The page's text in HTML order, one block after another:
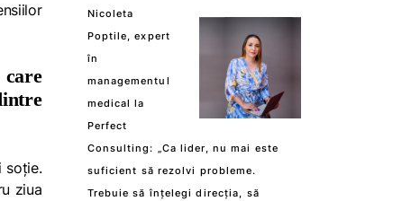
care
soție.
ziua
Nicoleta
Poptile, expert
în
managementul
medical la
Perfect
Consulting: „Ca lider, nu mai este
suficient să rezolvi probleme.
Trebuie să înțelegi direcția, să